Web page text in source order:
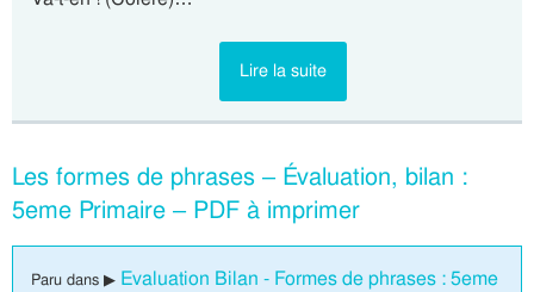
Lire la suite
Les formes de phrases – Évaluation, bilan :
5eme Primaire – PDF à imprimer
Paru dans ▶ Evaluation Bilan - Formes de phrases : 5eme